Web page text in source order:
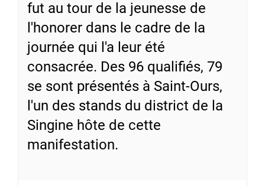
fut au tour de la jeunesse de
l'honorer dans le cadre de la
journée qui l'a leur été
consacrée. Des 96 qualifiés, 79
se sont présentés à Saint-Ours,
l'un des stands du district de la
Singine hôte de cette
manifestation.